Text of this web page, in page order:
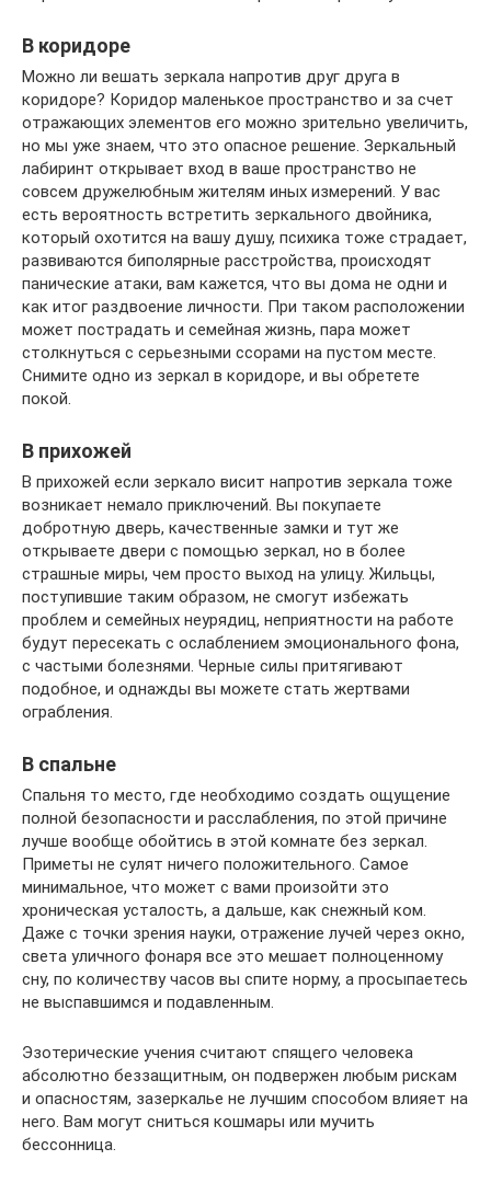
В коридоре
Можно ли вешать зеркала напротив друг друга в
коридоре? Коридор маленькое пространство и за счет
отражающих элементов его можно зрительно увеличить,
но мы уже знаем, что это опасное решение. Зеркальный
лабиринт открывает вход в ваше пространство не
совсем дружелюбным жителям иных измерений. У вас
есть вероятность встретить зеркального двойника,
который охотится на вашу душу, психика тоже страдает,
развиваются биполярные расстройства, происходят
панические атаки, вам кажется, что вы дома не одни и
как итог раздвоение личности. При таком расположении
может пострадать и семейная жизнь, пара может
столкнуться с серьезными ссорами на пустом месте.
Снимите одно из зеркал в коридоре, и вы обретете
покой.
В прихожей
В прихожей если зеркало висит напротив зеркала тоже
возникает немало приключений. Вы покупаете
добротную дверь, качественные замки и тут же
открываете двери с помощью зеркал, но в более
страшные миры, чем просто выход на улицу. Жильцы,
поступившие таким образом, не смогут избежать
проблем и семейных неурядиц, неприятности на работе
будут пересекать с ослаблением эмоционального фона,
с частыми болезнями. Черные силы притягивают
подобное, и однажды вы можете стать жертвами
ограбления.
В спальне
Спальня то место, где необходимо создать ощущение
полной безопасности и расслабления, по этой причине
лучше вообще обойтись в этой комнате без зеркал.
Приметы не сулят ничего положительного. Самое
минимальное, что может с вами произойти это
хроническая усталость, а дальше, как снежный ком.
Даже с точки зрения науки, отражение лучей через окно,
света уличного фонаря все это мешает полноценному
сну, по количеству часов вы спите норму, а просыпаетесь
не выспавшимся и подавленным.
Эзотерические учения считают спящего человека
абсолютно беззащитным, он подвержен любым рискам
и опасностям, зазеркалье не лучшим способом влияет на
него. Вам могут сниться кошмары или мучить
бессонница.